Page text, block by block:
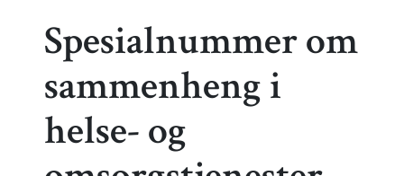
Spesialnummer om
sammenheng i
helse- og